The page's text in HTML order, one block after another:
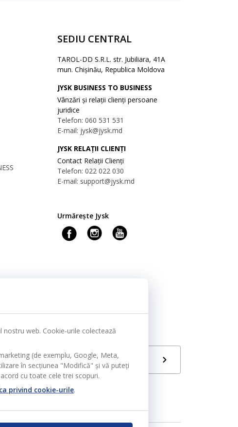
SEDIU CENTRAL
TAROL-DD S.R.L. str. Jubiliara, 41A
mun. Chișinău, Republica Moldova
JYSK BUSINESS TO BUSINESS
Vânzări și relații clienți persoane
juridice
Telefon: 060 531 531
E-mail: jysk@jysk.md
JYSK RELAȚII CLIENȚI
Contact Relații Clienți
Telefon: 022 022 030
E-mail: support@jysk.md
Urmărește Jysk
Limbă
RO
web. Cookie-urile colectează
(de exemplu, Google, Meta,
în secțiunea "Modifică" și vă puteți
cu toate cele trei scopuri.
privind cookie-urile.